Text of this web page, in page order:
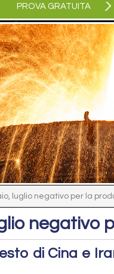
PROVA GRATUITA
luglio negativo per la
negativo
di Cina e